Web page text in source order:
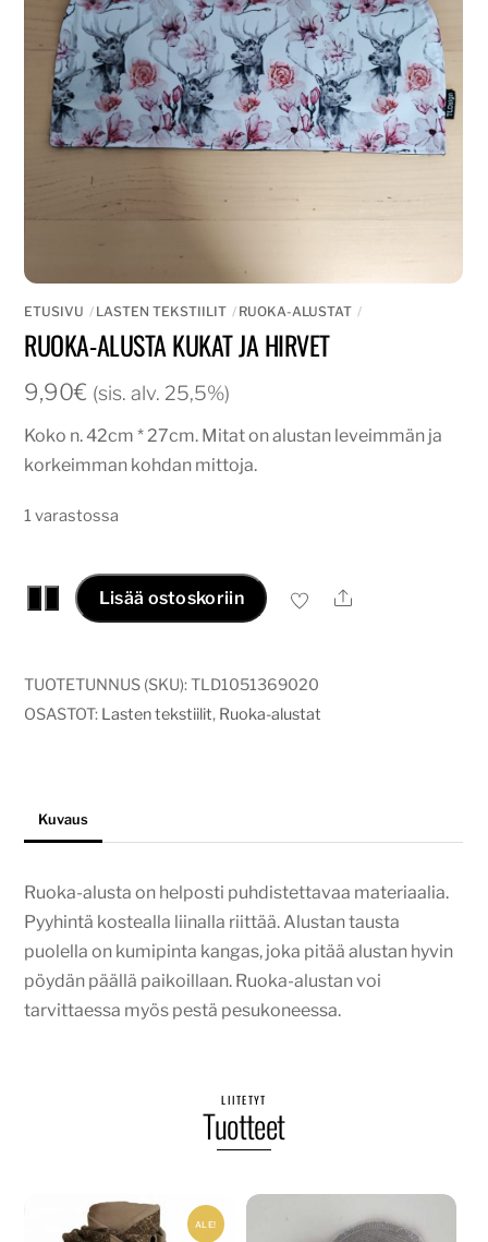
ETUSIVU LASTEN TEKSTIILIT RUOKA-ALUSTAT
RUOKA-ALUSTA KUKAT JA HIRVET
9,90€ (sis. alv. 25,5%)
Koko n. 42cm * 27cm. Mitat on alustan leveimmän ja
korkeimman kohdan mittoja.
1 varastossa
Ruoka-
alusta
ja
hirvet
Lisää ostoskoriin Ale
TUOTETUNNUS (SKU):TLD1051369020
OSASTOT: Lasten tekstiilit, Ruoka-alustat
Kuvaus
Ruoka-alusta on helposti puhdistettavaa materiaalia.
Pyyhintä kostealla liinalla riittää. Alustan tausta
puolella on kumipinta kangas, joka pitää alustan hyvin
pöydän päällä paikoillaan. Ruoka-alustan voi
tarvittaessa myös pestä pesukoneessa.
LIITETYT
Tuotteet
ALE!